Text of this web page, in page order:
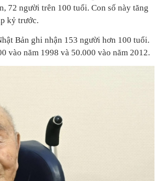
72 người trên 100 tuổi. Con số này tăng
kỷ trước.
Bản ghi nhận 153 người hơn 100 tuổi.
vào năm 1998 và 50.000 vào năm 2012.